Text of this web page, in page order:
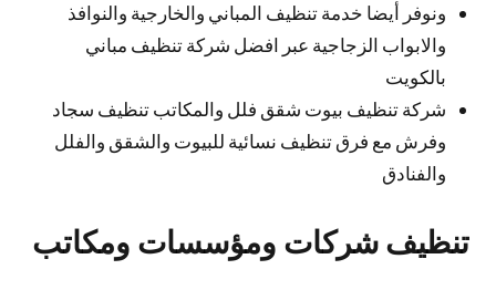
ونوفر أيضا خدمة تنظيف المباني والخارجية والنوافذ
والابواب الزجاجية عبر افضل شركة تنظيف مباني
بالكويت
شركة تنظيف بيوت شقق فلل والمكاتب تنظيف سجاد
وفرش مع فرق تنظيف نسائية للبيوت والشقق والفلل
والفنادق
تنظيف شركات ومؤسسات ومكاتب